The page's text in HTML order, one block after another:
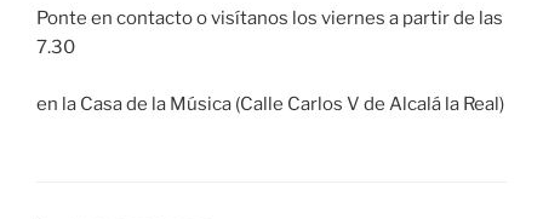
Ponte en contacto o visítanos los viernes a partir de las
7.30
en la Casa de la Música (Calle Carlos V de Alcalá la Real)